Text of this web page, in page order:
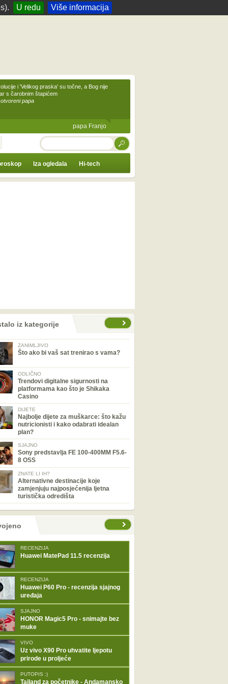
U redu Više informacija
i 'Velikog praska' su točne, a Bog nije
s čarobnim štapićem
papa
papa Franjo
TRAŽI
Iza ogledala Hi-tech
iz kategorije
ZANIMLJIVO
Što ako bi vaš sat trenirao s vama?
ODLIČNO
Trendovi digitalne sigurnosti na
platformama kao što je Shikaka
Casino
DIJETE
Najbolje dijete za muškarce: što kažu
nutricionisti i kako odabrati idealan
plan?
SJAJNO
Sony predstavlja FE 100-400MM F5.6-
8 OSS
ZNATE LI IH?
Alternativne destinacije koje
zamjenjuju najposjećenija ljetna
turistička odredišta
RECENZIJA
Huawei MatePad 11.5 recenzija
RECENZIJA
Huawei P60 Pro - recenzija sjajnog
uređaja
SJAJNO
HONOR Magic5 Pro - snimajte bez
muke
VIVO
Uz vivo X90 Pro uhvatite ljepotu
prirode u proljeće
PUTOPIS :)
Tajland za početnike - Andamansko